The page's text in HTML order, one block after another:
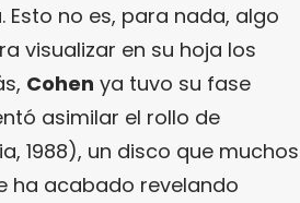
no es, para nada, algo
visualizar en su hoja los
Cohen ya tuvo su fase
asimilar el rollo de
1988), un disco que muchos
ha acabado revelando